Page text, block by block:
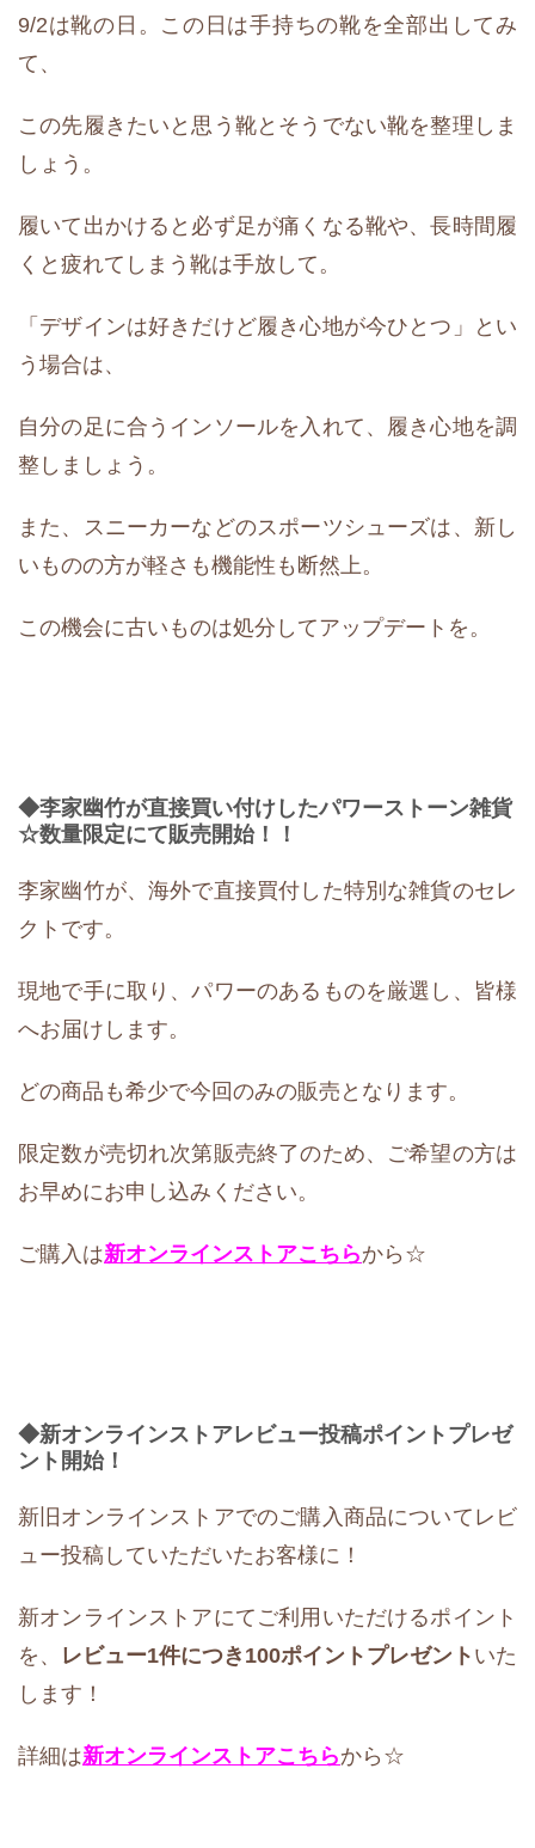
9/2は靴の日。この日は手持ちの靴を全部出してみ
て、
この先履きたいと思う靴とそうでない靴を整理しま
しょう。
履いて出かけると必ず足が痛くなる靴や、長時間履
くと疲れてしまう靴は手放して。
「デザインは好きだけど履き心地が今ひとつ」とい
う場合は、
自分の足に合うインソールを入れて、履き心地を調
整しましょう。
また、スニーカーなどのスポーツシューズは、新し
いものの方が軽さも機能性も断然上。
この機会に古いものは処分してアップデートを。
◆李家幽竹が直接買い付けしたパワーストーン雑貨
☆数量限定にて販売開始！！
李家幽竹が、海外で直接買付した特別な雑貨のセレ
クトです。
現地で手に取り、パワーのあるものを厳選し、皆様
へお届けします。
どの商品も希少で今回のみの販売となります。
限定数が売切れ次第販売終了のため、ご希望の方は
お早めにお申し込みください。
ご購入は新オンラインストアこちらから☆
◆新オンラインストアレビュー投稿ポイントプレゼ
ント開始！
新旧オンラインストアでのご購入商品についてレビ
ュー投稿していただいたお客様に！
新オンラインストアにてご利用いただけるポイント
を、 レビュー1件につき100ポイントプレゼント いた
します！
詳細は新オンラインストアこちらから☆